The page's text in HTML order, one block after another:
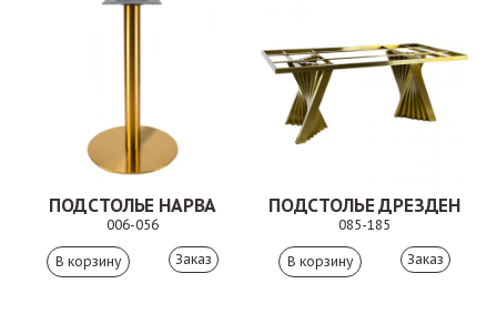
ПОДСТОЛЬЕ НАРВА
006-056
Заказ
ПОДСТОЛЬЕ ДРЕЗДЕН
085-185
Заказ